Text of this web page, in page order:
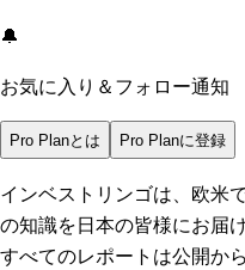
🔔
お気に入り＆フォロー通知
Pro Planとは Pro Planに登録
インベストリンゴは、欧米
の知識を日本の皆様にお届
すべてのレポートは公開か